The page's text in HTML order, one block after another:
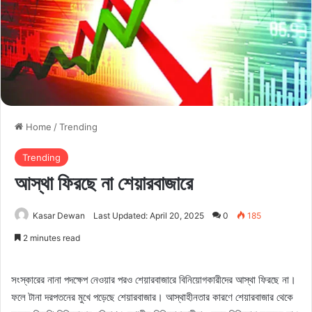
Home /Trending
Trending
আস্থা ফিরছে না শেয়ারবাজারে
Kasar Dewan Last Updated: April 20, 2025 0 185
2 minutes read
সংস্কারের নানা পদক্ষেপ নেওয়ার পরও শেয়ারবাজারে বিনিয়োগকারীদের আস্থা ফিরছে না।
ফলে টানা দরপতনের মুখে পড়েছে শেয়ারবাজার। আস্থাহীনতার কারণে শেয়ারবাজার থেকে